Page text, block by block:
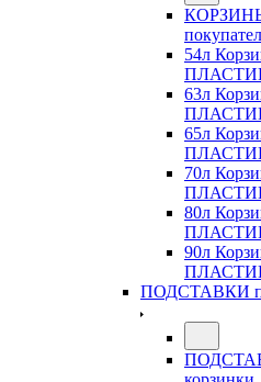
54л
63л
65л
70л
80л
90л
ПОДСТАВКИ